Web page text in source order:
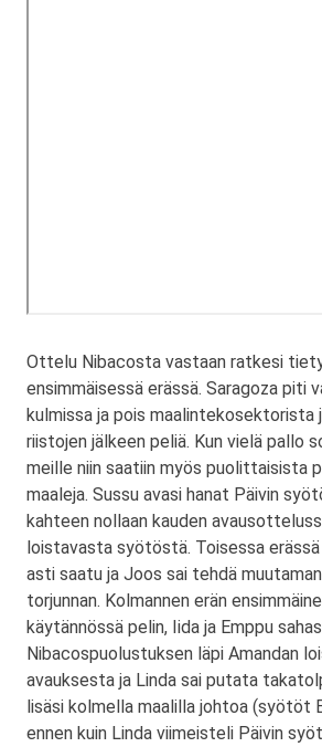
Ottelu Nibacosta vastaan ratkesi
ensimmäisessä erässä. Saragoza piti
kulmissa ja pois maalintekosektorista
riistojen jälkeen peliä. Kun vielä pallo
meille niin saatiin myös puolittaisista
maaleja. Sussu avasi hanat Päivin
kahteen nollaan kauden
loistavasta syötöstä. Toisessa erässä
asti saatu ja Joos sai tehdä
torjunnan. Kolmannen erän
käytännössä pelin, Iida ja Emppu
Nibacospuolustuksen läpi Amandan
avauksesta ja Linda sai putata
lisäsi kolmella maalilla johtoa (syötöt
ennen kuin Linda viimeisteli Päivin